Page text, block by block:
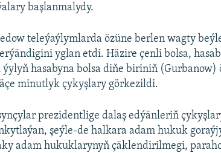
başlanmalydy.
teleýaýlymlarda özüne berlen wagty
yglan etdi. Häzire çenli bolsa,
hasabyna bolsa diňe biriniň (Gurbanow)
minutlyk çykyşlary görkezildi.
prezidentlige dalaş edýänleriň
şeýle-de halkara adam hukuk
adam hukuklarynyň çäklendirilmegi,